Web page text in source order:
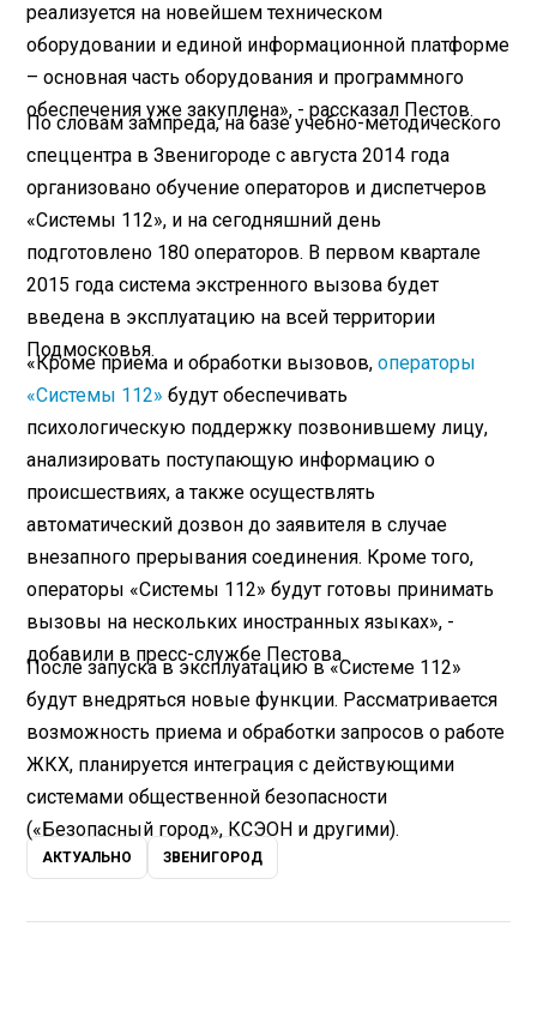
реализуется на новейшем техническом
оборудовании и единой информационной платформе
– основная часть оборудования и программного
обеспечения уже закуплена», - рассказал Пестов.
По словам зампреда, на базе учебно-методического
спеццентра в Звенигороде с августа 2014 года
организовано обучение операторов и диспетчеров
«Системы 112», и на сегодняшний день
подготовлено 180 операторов. В первом квартале
2015 года система экстренного вызова будет
введена в эксплуатацию на всей территории
Подмосковья.
«Кроме приема и обработки вызовов,операторы
«Системы 112» будут обеспечивать
психологическую поддержку позвонившему лицу,
анализировать поступающую информацию о
происшествиях, а также осуществлять
автоматический дозвон до заявителя в случае
внезапного прерывания соединения. Кроме того,
операторы «Системы 112» будут готовы принимать
вызовы на нескольких иностранных языках», -
добавили в пресс-службе Пестова.
После запуска в эксплуатацию в «Системе 112»
будут внедряться новые функции. Рассматривается
возможность приема и обработки запросов о работе
ЖКХ, планируется интеграция с действующими
системами общественной безопасности
(«Безопасный город», КСЭОН и другими).
АКТУАЛЬНО ЗВЕНИГОРОД